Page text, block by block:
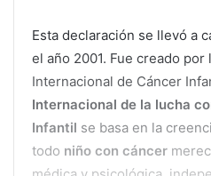
Esta declaración se llevó a
el año 2001. Fue creado por
Internacional de Cáncer
Internacional de la lucha
Infantil se basa en la
todo niño con cáncer